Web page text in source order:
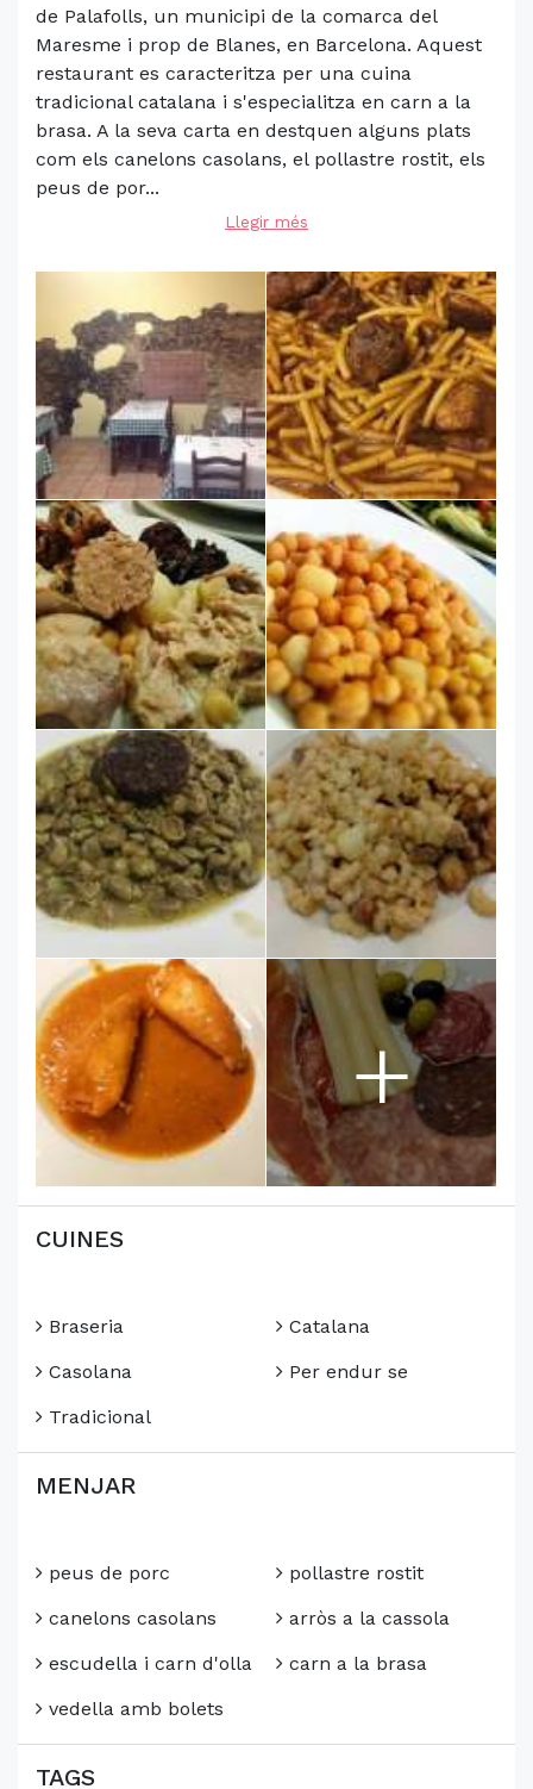
de Palafolls, un municipi de la comarca del
Maresme i prop de Blanes, en Barcelona. Aquest
restaurant es caracteritza per una cuina
tradicional catalana i s'especialitza en carn a la
brasa. A la seva carta en destquen alguns plats
com els canelons casolans, el pollastre rostit, els
peus de por...
Llegir més
+
CUINES
Braseria
Casolana
Tradicional
Catalana
Per endur se
MENJAR
peus de porc
canelons casolans
escudella i carn d'olla
vedella amb bolets
pollastre rostit
arròs a la cassola
carn a la brasa
TAGS